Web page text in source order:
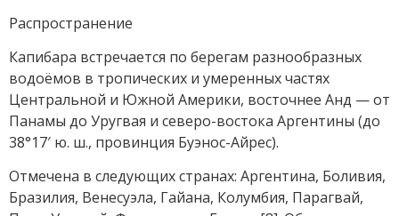
Распространение
Капибара встречается по берегам разнообразных
водоёмов в тропических и умеренных частях
Центральной и Южной Америки, восточнее Анд — от
Панамы до Уругвая и северо-востока Аргентины (до
38°17′ ю. ш., провинция Буэнос-Айрес).
Отмечена в следующих странах: Аргентина, Боливия,
Бразилия, Венесуэла, Гайана, Колумбия, Парагвай,